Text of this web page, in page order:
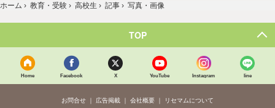
ホーム › 教育・受験 › 高校生 › 記事 › 写真・画像
TOP
Home Facebook X YouTube Instagram line
お問合せ 広告掲載 会社概要
リセマムについて